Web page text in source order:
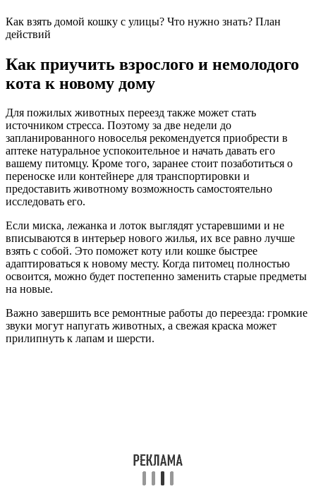
Как взять домой кошку с улицы? Что нужно знать? План
действий
Как приучить взрослого и немолодого
кота к новому дому
Для пожилых животных переезд также может стать
источником стресса. Поэтому за две недели до
запланированного новоселья рекомендуется приобрести в
аптеке натуральное успокоительное и начать давать его
вашему питомцу. Кроме того, заранее стоит позаботиться о
переноске или контейнере для транспортировки и
предоставить животному возможность самостоятельно
исследовать его.
Если миска, лежанка и лоток выглядят устаревшими и не
вписываются в интерьер нового жилья, их все равно лучше
взять с собой. Это поможет коту или кошке быстрее
адаптироваться к новому месту. Когда питомец полностью
освоится, можно будет постепенно заменить старые предметы
на новые.
Важно завершить все ремонтные работы до переезда: громкие
звуки могут напугать животных, а свежая краска может
прилипнуть к лапам и шерсти.